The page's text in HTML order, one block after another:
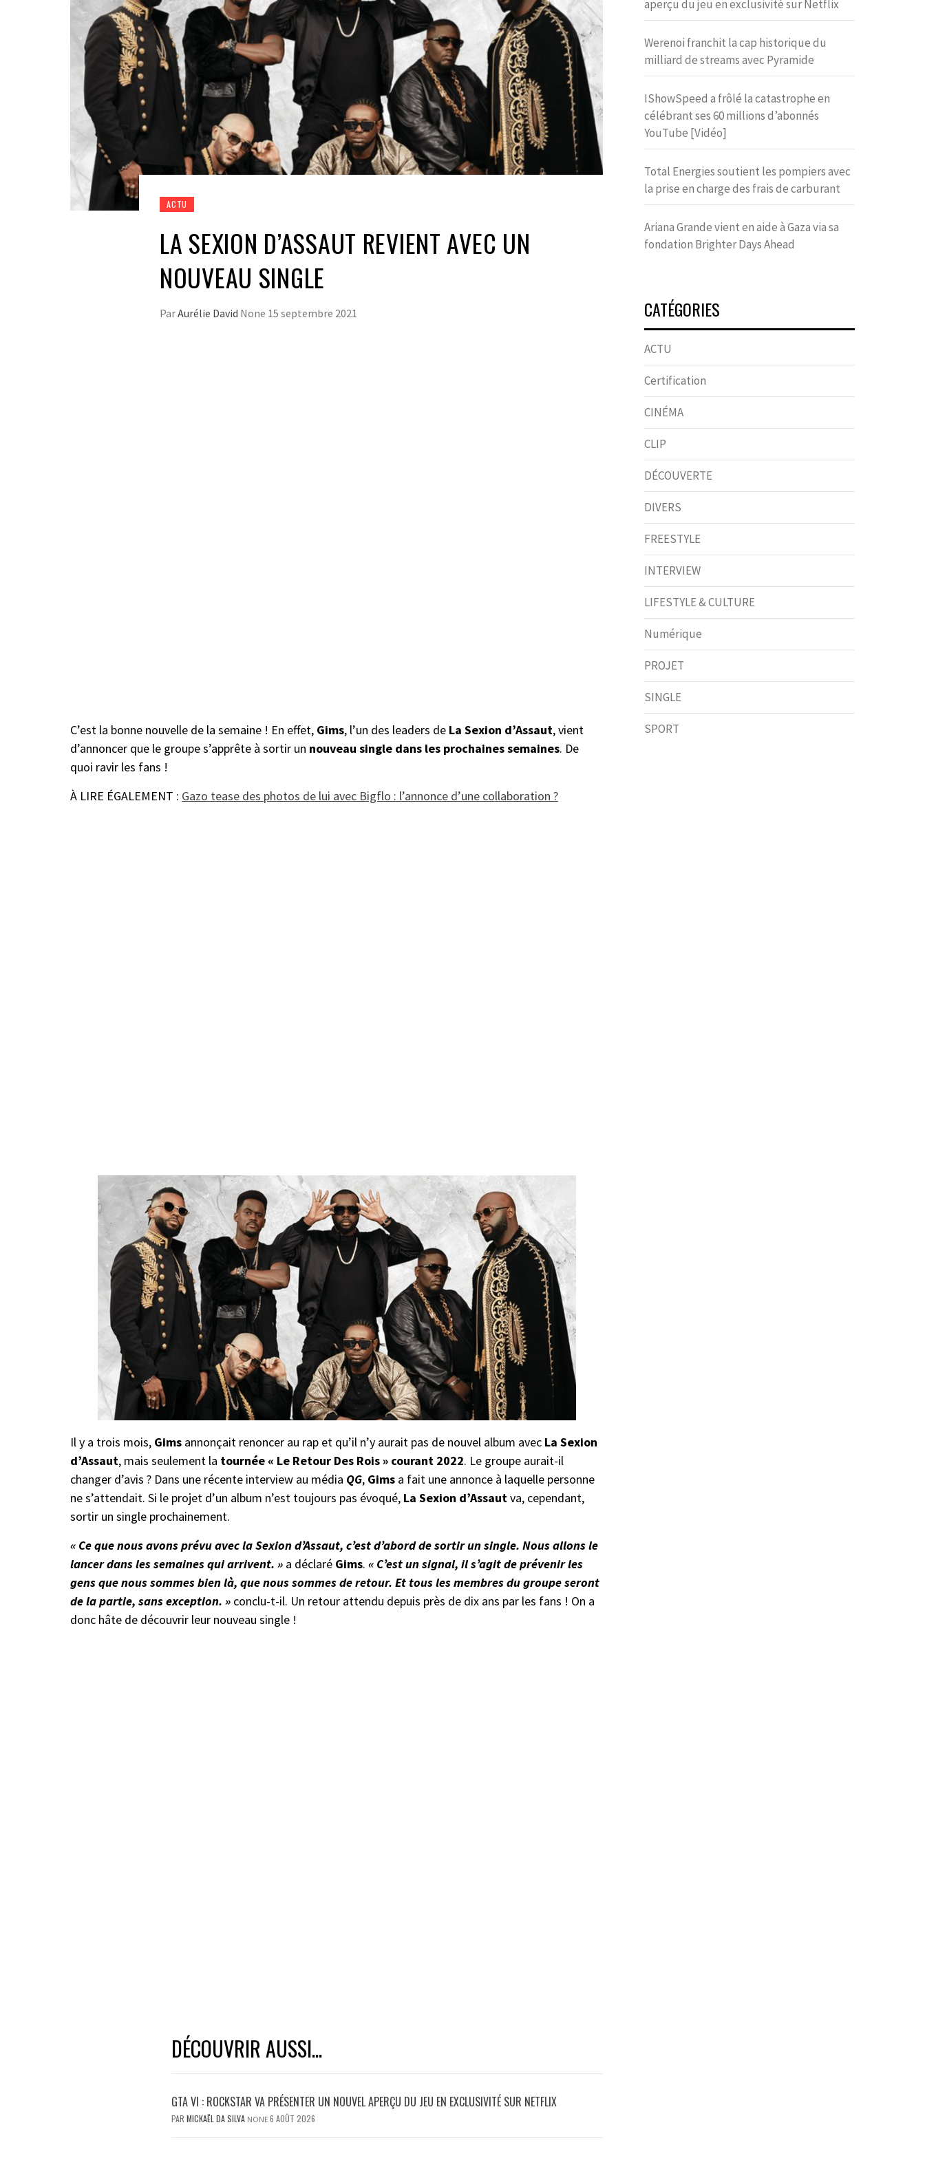
ACTU
LA SEXION D’ASSAUT REVIENT AVEC UN
NOUVEAU SINGLE
ParAurélie David None 15 septembre 2021
C’est la bonne nouvelle de la semaine ! En effet, Gims, l’un des leaders de La Sexion d’Assaut, vient
d’annoncer que le groupe s’apprête à sortir un nouveau single dans les prochaines semaines. De
quoi ravir les fans !
À LIRE ÉGALEMENT : Gazo tease des photos de lui avec Bigflo : l’annonce d’une collaboration ?
Il y a trois mois, Gims annonçait renoncer au rap et qu’il n’y aurait pas de nouvel album avec La Sexion
d’Assaut, mais seulement la tournée « Le Retour Des Rois » courant 2022. Le groupe aurait-il
changer d’avis ? Dans une récente interview au média QG, Gims a fait une annonce à laquelle personne
ne s’attendait. Si le projet d’un album n’est toujours pas évoqué, La Sexion d’Assautva, cependant,
sortir un single prochainement.
« Ce que nous avons prévu avec la Sexion d’Assaut, c’est d’abord de sortir un single. Nous allons le
lancer dans les semaines qui arrivent. » a déclaré Gims. « C’est un signal, il s’agit de prévenir les
gens que nous sommes bien là, que nous sommes de retour. Et tous les membres du groupe seront
de la partie, sans exception. » conclu-t-il. Un retour attendu depuis près de dix ans par les fans ! On a
donc hâte de découvrir leur nouveau single !
DÉCOUVRIR AUSSI...
GTA VI : ROCKSTAR VA PRÉSENTER UN NOUVEL APERÇU DU JEU EN EXCLUSIVITÉ SUR NETFLIX
PAR MICKAËL DA SILVA NONE6 AOÛT 2026
aperçu du jeu en exclusivité sur Netflix
Werenoi franchit la cap historique du
milliard de streams avec Pyramide
IShowSpeed a frôlé la catastrophe en
célébrant ses 60 millions d’abonnés
YouTube [Vidéo]
Total Energies soutient les pompiers avec
la prise en charge des frais de carburant
Ariana Grande vient en aide à Gaza via sa
fondation Brighter Days Ahead
CATÉGORIES
ACTU
Certification
CINÉMA
CLIP
DÉCOUVERTE
DIVERS
FREESTYLE
INTERVIEW
LIFESTYLE & CULTURE
Numérique
PROJET
SINGLE
SPORT